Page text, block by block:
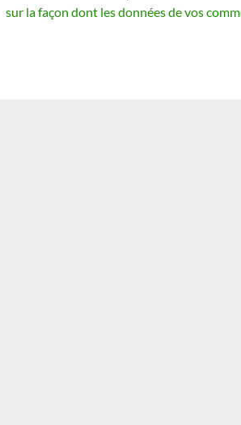
sur la façon dont les données de vos